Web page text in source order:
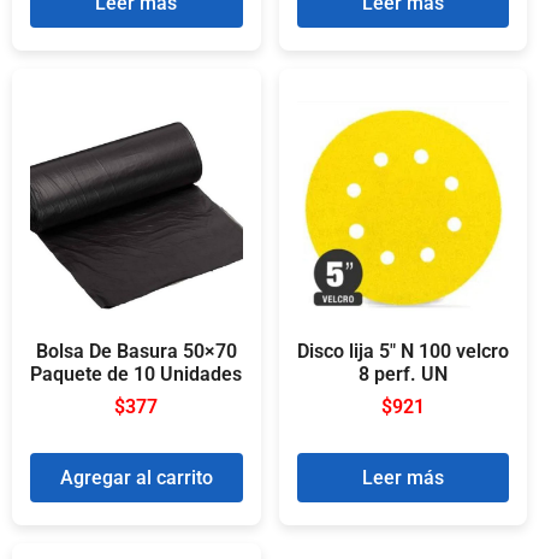
Bolsa De Basura 50×70
Paquete de 10 Unidades
$377
Agregar al carrito
Disco lija 5″ N 100 velcro
8 perf. UN
$921
Leer más